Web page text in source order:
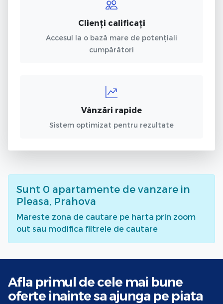
Clienți calificați
Accesul la o bază mare de potențiali
cumpărători
Vânzări rapide
Sistem optimizat pentru rezultate
Sunt 0 apartamente de vanzare in
Pleasa, Prahova
Mareste zona de cautare pe harta prin zoom
out sau modifica filtrele de cautare
Afla primul de cele mai bune
oferte inainte sa ajunga pe piata